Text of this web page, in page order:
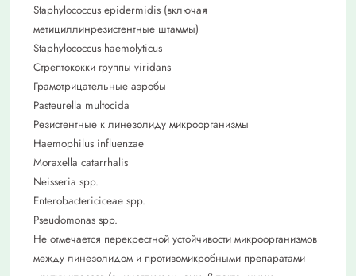
Staphylococcus epidermidis (включая
метициллинрезистентные штаммы)
Staphylococcus haemolyticus
Стрептококки группы viridans
Грамотрицательные аэробы
Pasteurella multocida
Резистентные к линезолиду микроорганизмы
Haemophilus influenzae
Moraxella catarrhalis
Neisseria spp.
Enterobactericiceae spp.
Pseudomonas spp.
Не отмечается перекрестной устойчивости микроорганизмов
между линезолидом и противомикробными препаратами